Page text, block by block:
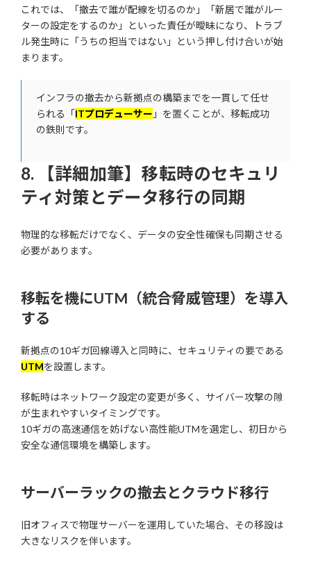
これでは、「撤去で誰が配線を切るのか」「新居で誰がルー
ターの設定をするのか」といった責任が曖昧になり、トラブ
ル発生時に「うちの担当ではない」という押し付け合いが始
まります。
インフラの撤去から新拠点の構築までを一貫して任せ
られる「ITプロデューサー 」を置くことが、移転成功
の鉄則です。
8. 【詳細加筆】移転時のセキュリ
ティ対策とデータ移行の同期
物理的な移転だけでなく、データの安全性確保も同期させる
必要があります。
移転を機にUTM（統合脅威管理）を導入
する
新拠点の10ギガ回線導入と同時に、セキュリティの要である
UTMを設置します。
移転時はネットワーク設定の変更が多く、サイバー攻撃の隙
が生まれやすいタイミングです。
10ギガの高速通信を妨げない高性能UTMを選定し、初日から
安全な通信環境を構築します。
サーバーラックの撤去とクラウド移行
旧オフィスで物理サーバーを運用していた場合、その移設は
大きなリスクを伴います。